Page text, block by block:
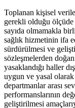
Toplanan kişisel
gerekli olduğu ölçüde
sayıda olmamakla
sağlık hizmetinin ifa
sürdürülmesi ve
sözleşmelerden
yasaklandığı haller
uygun ve yasal
departmanlar arası
performanslarının
geliştirilmesi